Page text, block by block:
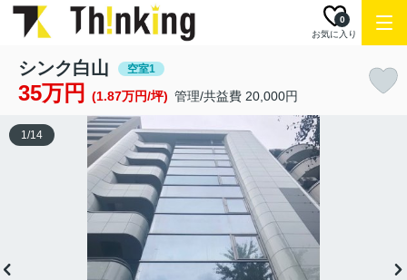
お気に入り
0
シンク白山 空室1
35万円 (1.87万円/坪) 管理/共益費 20,000円
1/14